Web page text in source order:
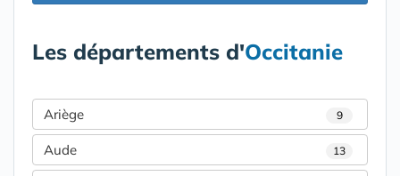
Les départements d'Occitanie
Ariège 9
Aude 13